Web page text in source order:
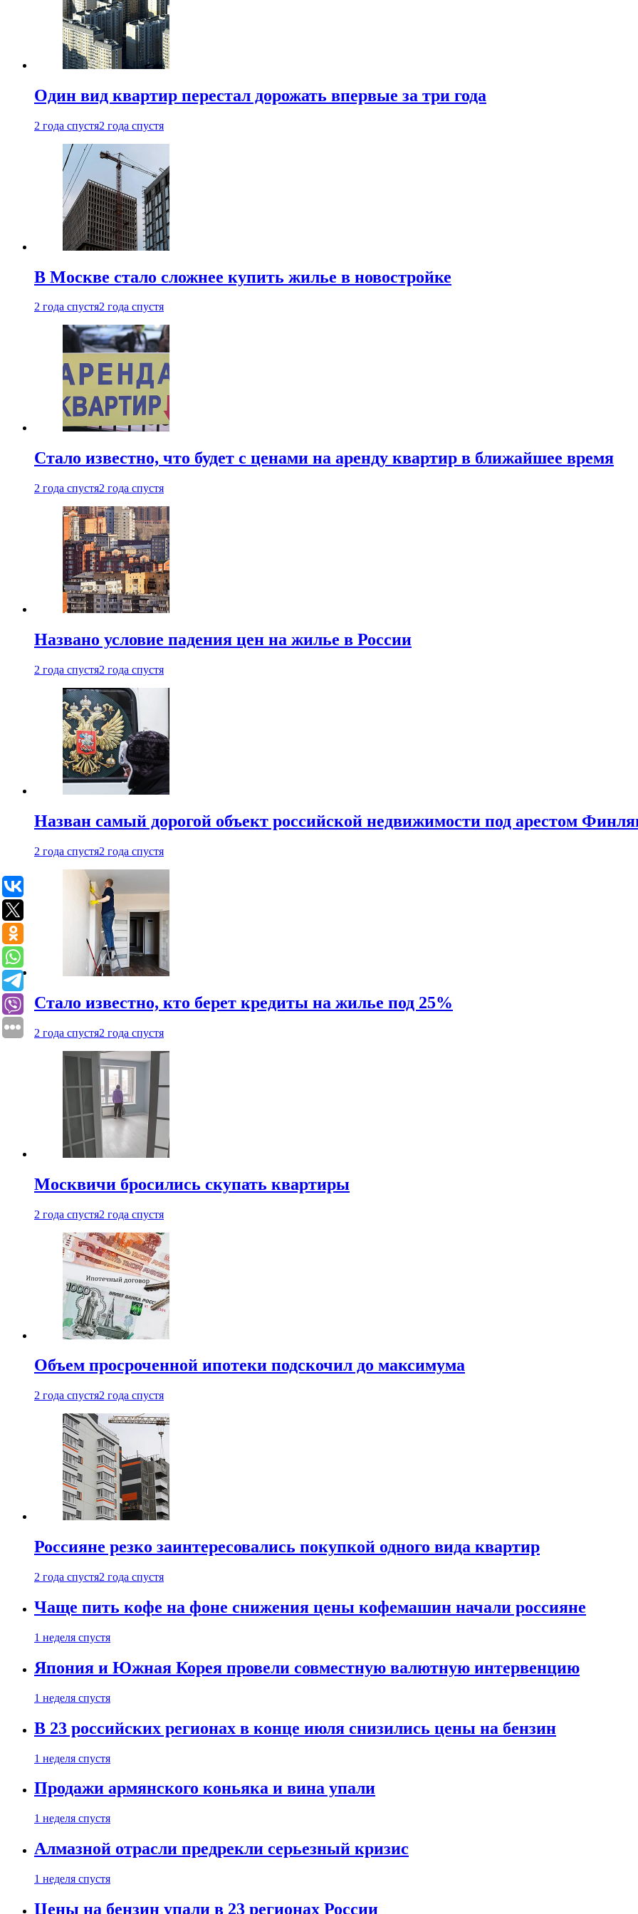
Один вид квартир перестал дорожать впервые за три года
2 года спустя2 года спустя
В Москве стало сложнее купить жилье в новостройке
2 года спустя2 года спустя
Стало известно, что будет с ценами на аренду квартир в ближайшее время
2 года спустя2 года спустя
Названо условие падения цен на жилье в России
2 года спустя2 года спустя
Назван самый дорогой объект российской недвижимости под арестом
2 года спустя2 года спустя
Стало известно, кто берет кредиты на жилье под 25%
2 года спустя2 года спустя
Москвичи бросились скупать квартиры
2 года спустя2 года спустя
Объем просроченной ипотеки подскочил до максимума
2 года спустя2 года спустя
Россияне резко заинтересовались покупкой одного вида квартир
2 года спустя2 года спустя
Чаще пить кофе на фоне снижения цены кофемашин начали россияне
1 неделя спустя
Япония и Южная Корея провели совместную валютную интервенцию
1 неделя спустя
В 23 российских регионах в конце июля снизились цены на бензин
1 неделя спустя
Продажи армянского коньяка и вина упали
1 неделя спустя
Алмазной отрасли предрекли серьезный кризис
1 неделя спустя
Цены на бензин упали в 23 регионах России